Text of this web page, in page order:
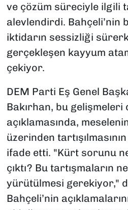
ve çözüm süreciyle ilgili
alevlendirdi. Bahçeli’nin
iktidarın sessizliği
gerçekleşen kayyum
çekiyor.
DEM Parti Eş Genel
Bakırhan, bu
açıklamasında,
üzerinden
ifade etti. "Kürt sorunu
çıktı? Bu tartışmaların
yürütülmesi gerekiyor,"
Bahçeli’nin